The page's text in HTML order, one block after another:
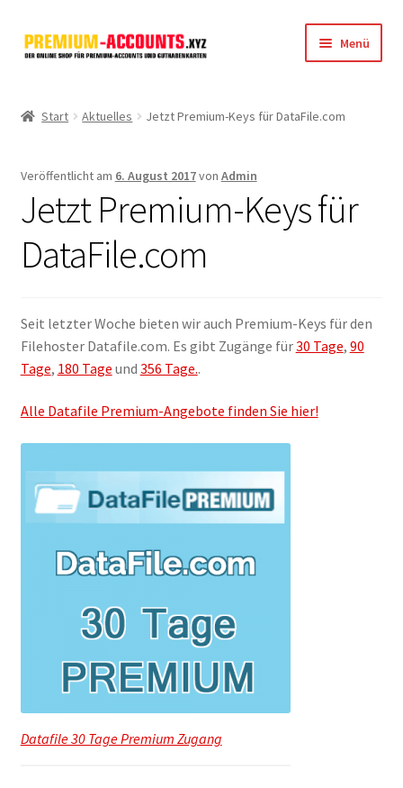
Zur
Navigation
Zum
Inhalt
Menü
FileFox.cc
Xubster
HotLink
Filespace
VipFile.cc
FAQ – Häufige Fragen
Start Aktuelles Jetzt Premium-Keys für DataFile.com
Veröffentlicht am 6. August 2017von Admin
Jetzt Premium-Keys für
DataFile.com
Seit letzter Woche bieten wir auch Premium-Keys für den
Filehoster Datafile.com. Es gibt Zugänge für30 Tage, 90
Tage, 180 Tage und 356 Tage..
Alle Datafile Premium-Angebote finden Sie hier!
Datafile 30 Tage Premium Zugang